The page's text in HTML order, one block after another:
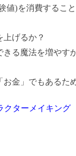
値)を消費すること
上げるか？
る魔法を増やす
お金」でもあるた
クターメイキング